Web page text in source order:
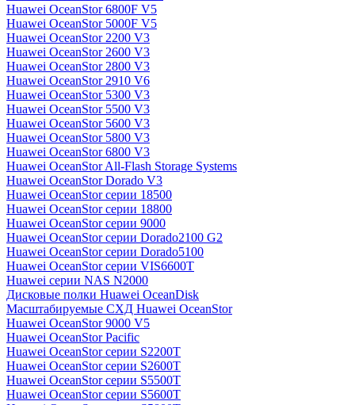
Huawei OceanStor 6800F V5
Huawei OceanStor 5000F V5
Huawei OceanStor 2200 V3
Huawei OceanStor 2600 V3
Huawei OceanStor 2800 V3
Huawei OceanStor 2910 V6
Huawei OceanStor 5300 V3
Huawei OceanStor 5500 V3
Huawei OceanStor 5600 V3
Huawei OceanStor 5800 V3
Huawei OceanStor 6800 V3
Huawei OceanStor All-Flash Storage Systems
Huawei OceanStor Dorado V3
Huawei OceanStor серии 18500
Huawei OceanStor серии 18800
Huawei OceanStor серии 9000
Huawei OceanStor серии Dorado2100 G2
Huawei OceanStor серии Dorado5100
Huawei OceanStor серии VIS6600T
Huawei серии NAS N2000
Дисковые полки Huawei OceanDisk
Масштабируемые СХД Huawei OceanStor
Huawei OceanStor 9000 V5
Huawei OceanStor Pacific
Huawei OceanStor серии S2200T
Huawei OceanStor серии S2600T
Huawei OceanStor серии S5500T
Huawei OceanStor серии S5600T